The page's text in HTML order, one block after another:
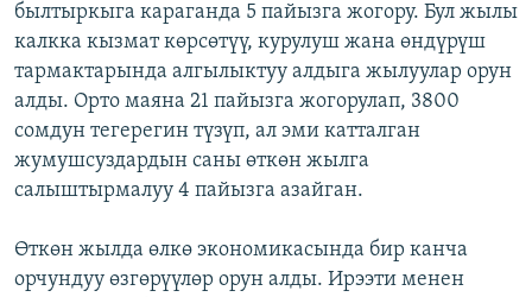
былтыркыга караганда 5 пайызга жогору. Бул жылы
калкка кызмат көрсөтүү, курулуш жана өндүрүш
тармактарында алгылыктуу алдыга жылуулар орун
алды. Орто маяна 21 пайызга жогорулап, 3800
сомдун тегерегин түзүп, ал эми катталган
жумушсуздардын саны өткөн жылга
салыштырмалуу 4 пайызга азайган.
Өткөн жылда өлкө экономикасында бир канча
орчундуу өзгөрүүлөр орун алды. Ирээти менен